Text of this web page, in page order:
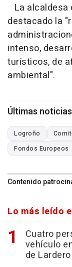
La alcaldesa
destacado la
intenso,
turísticos, de
ambiental".
Últimas
Logroño
Fondos Europeos
Contenido
Lo más leído
Cuatro
vehículo
de Lardero